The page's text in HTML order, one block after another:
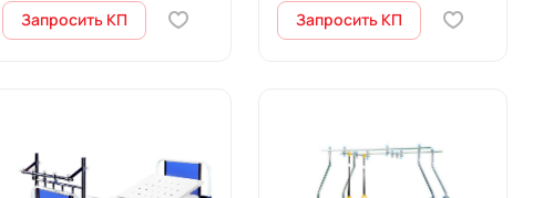
Запросить КП Запросить КП